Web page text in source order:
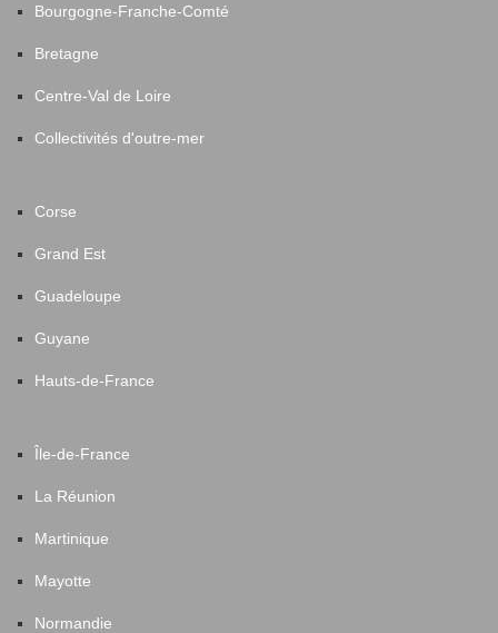
Bourgogne-Franche-Comté
Bretagne
Centre-Val de Loire
Collectivités d'outre-mer
Corse
Grand Est
Guadeloupe
Guyane
Hauts-de-France
Île-de-France
La Réunion
Martinique
Mayotte
Normandie